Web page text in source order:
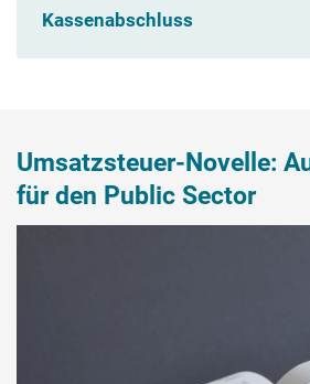
Kassenabschluss
Umsatzsteuer-Novelle:
für den Public Sector